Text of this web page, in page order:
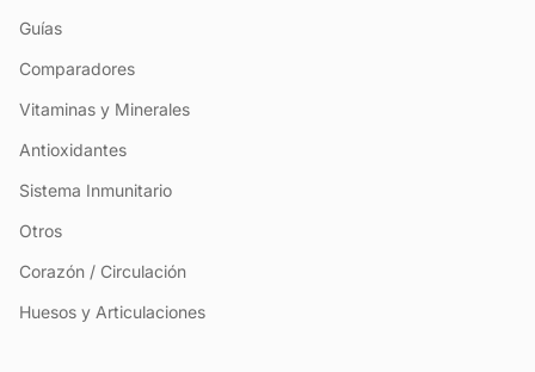
Guías
Comparadores
Vitaminas y Minerales
Antioxidantes
Sistema Inmunitario
Otros
Corazón / Circulación
Huesos y Articulaciones